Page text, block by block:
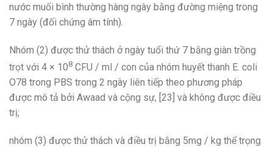
nước muối bình thường hàng ngày bằng đường miệng trong
7 ngày (đối chứng âm tính).
Nhóm (2) được thử thách ở ngày tuổi thứ 7 bằng giàn trồng
trọt với 4 × 108 CFU / ml / con của nhóm huyết thanh E. coli
O78 trong PBS trong 2 ngày liên tiếp theo phương pháp
được mô tả bởi Awaad và cộng sự, [23] và không được điều
trị;
nhóm (3) được thử thách và điều trị bằng 5mg / kg thể trọng